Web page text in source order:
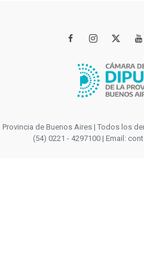
 
de Buenos Aires | Todos los
(54) 0221 - 4297100 | Email: